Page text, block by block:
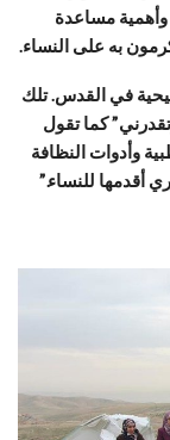
وأهمية مساعدة
به على النساء.
في القدس. تلك
كما تقول
وأدوات النظافة
أقدمها للنساء.”